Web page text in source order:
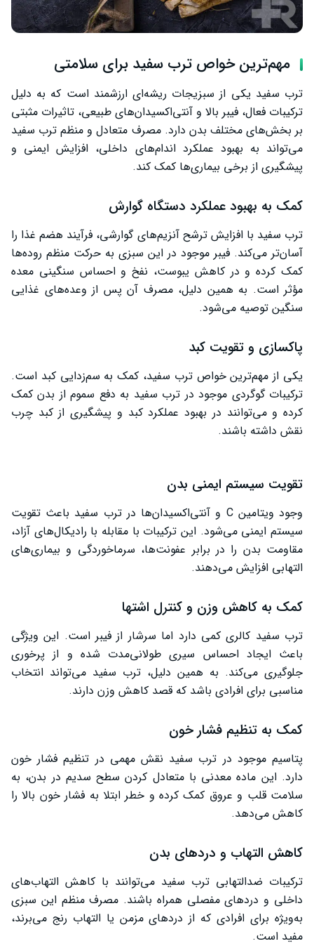
مهم‌ترین خواص ترب سفید برای سلامتی
ترب سفید یکی از سبزیجات ریشه‌ای ارزشمند است که به دلیل
ترکیبات فعال، فیبر بالا و آنتی‌اکسیدان‌های طبیعی، تاثیرات مثبتی
بر بخش‌های مختلف بدن دارد. مصرف متعادل و منظم ترب سفید
می‌تواند به بهبود عملکرد اندام‌های داخلی، افزایش ایمنی و
پیشگیری از برخی بیماری‌ها کمک کند.
کمک به بهبود عملکرد دستگاه گوارش
ترب سفید با افزایش ترشح آنزیم‌های گوارشی، فرآیند هضم غذا را
آسان‌تر می‌کند. فیبر موجود در این سبزی به حرکت منظم روده‌ها
کمک کرده و در کاهش یبوست، نفخ و احساس سنگینی معده
مؤثر است. به همین دلیل، مصرف آن پس از وعده‌های غذایی
سنگین توصیه می‌شود.
پاکسازی و تقویت کبد
یکی از مهم‌ترین خواص ترب سفید، کمک به سم‌زدایی کبد است.
ترکیبات گوگردی موجود در ترب سفید به دفع سموم از بدن کمک
کرده و می‌توانند در بهبود عملکرد کبد و پیشگیری از کبد چرب
نقش داشته باشند.
تقویت سیستم ایمنی بدن
وجود ویتامین C و آنتی‌اکسیدان‌ها در ترب سفید باعث تقویت
سیستم ایمنی می‌شود. این ترکیبات با مقابله با رادیکال‌های آزاد،
مقاومت بدن را در برابر عفونت‌ها، سرماخوردگی و بیماری‌های
التهابی افزایش می‌دهند.
کمک به کاهش وزن و کنترل اشتها
ترب سفید کالری کمی دارد اما سرشار از فیبر است. این ویژگی
باعث ایجاد احساس سیری طولانی‌مدت شده و از پرخوری
جلوگیری می‌کند. به همین دلیل، ترب سفید می‌تواند انتخاب
مناسبی برای افرادی باشد که قصد کاهش وزن دارند.
کمک به تنظیم فشار خون
پتاسیم موجود در ترب سفید نقش مهمی در تنظیم فشار خون
دارد. این ماده معدنی با متعادل کردن سطح سدیم در بدن، به
سلامت قلب و عروق کمک کرده و خطر ابتلا به فشار خون بالا را
کاهش می‌دهد.
کاهش التهاب و دردهای بدن
ترکیبات ضدالتهابی ترب سفید می‌توانند با کاهش التهاب‌های
داخلی و دردهای مفصلی همراه باشند. مصرف منظم این سبزی
به‌ویژه برای افرادی که از دردهای مزمن یا التهاب رنج می‌برند،
مفید است.